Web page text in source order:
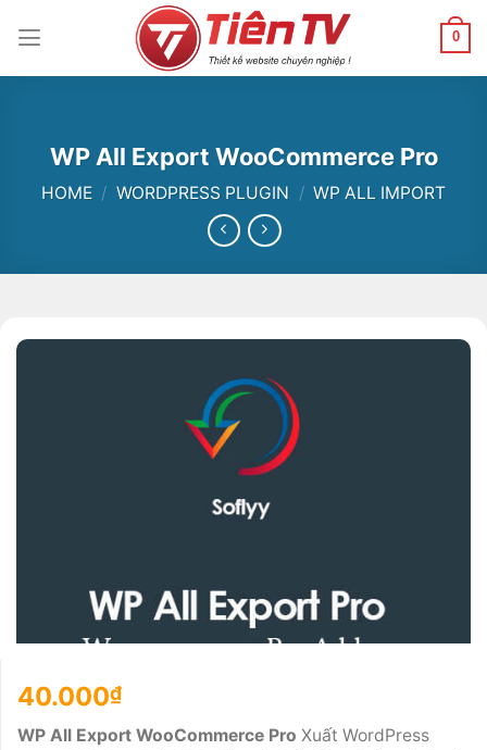
đến
0
WP All Export WooCommerce Pro
HOME / WORDPRESS PLUGIN / WP ALL IMPORT
40.000₫
WP All Export WooCommerce Pro Xuất WordPress